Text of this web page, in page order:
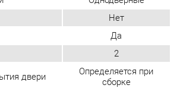
первым своим мнением.